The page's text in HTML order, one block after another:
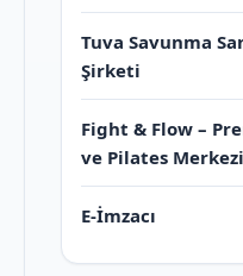
Tuva Savunma
Şirketi
Fight & Flow –
ve Pilates Merkezi
E-İmzacı